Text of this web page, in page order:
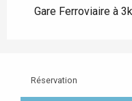
Gare Ferroviaire à
Réservation